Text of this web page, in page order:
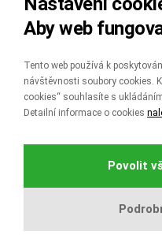
Aby web
Tento web používá k
návštěvnosti soubory cookies.
cookies“ souhlasíte s
Detailní informace o cookies
Povolit